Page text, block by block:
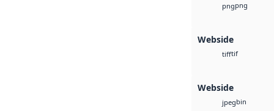
pngpng
Webside
tifftif
Webside
jpegbin